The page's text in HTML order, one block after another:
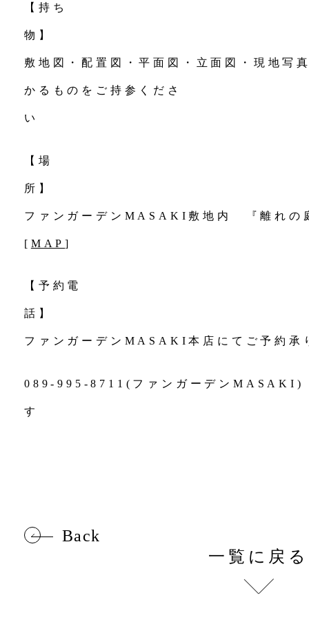
【持ち
敷地図・配置図・平面図・立面図・現地写
かるものをご持参くださ
い
【場
ファンガーデンMASAKI敷地内 『離れ
[ MAP
【予約電
ファンガーデンMASAKI本店にてご予約承
089-995-8711(ファンガーデン
す
Back
一覧に戻る